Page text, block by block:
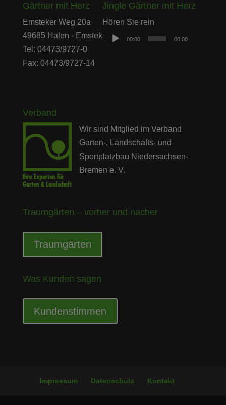
Gärtner mit Herz
Emsteker Weg 20a
49685 Halen - Emstek
Tel: 04473/9727-0
Fax: 04473/9727-14
Jingle Gärtner mit Herz
Hören Sie reinAudio-
Player
00:00 00:00
Verband
Wir sind Mitglied im Verband
Garten-, Landschafts- und
Sportplatzbau Niedersachsen-
Bremen e. V.
Traumgärten – vorher und nacher
Traumgärten
Was Kunden sagen
Kundenstimmen
Impressum Datenschutz Kontakt